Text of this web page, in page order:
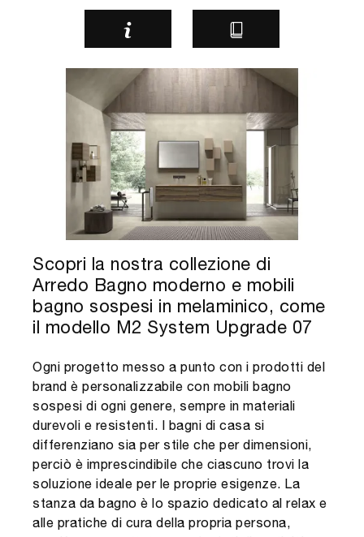
Scopri la nostra collezione di
Arredo Bagno moderno e mobili
bagno sospesi in melaminico, come
il modello M2 System Upgrade 07
Ogni progetto messo a punto con i prodotti del
brand è personalizzabile con mobili bagno
sospesi di ogni genere, sempre in materiali
durevoli e resistenti. I bagni di casa si
differenziano sia per stile che per dimensioni,
perciò è imprescindibile che ciascuno trovi la
soluzione ideale per le proprie esigenze. La
stanza da bagno è lo spazio dedicato al relax e
alle pratiche di cura della propria persona,